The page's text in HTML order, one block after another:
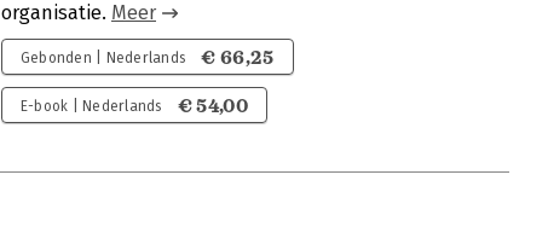
organisatie. Meer
Gebonden | Nederlands € 66,25
E-book | Nederlands € 54,00